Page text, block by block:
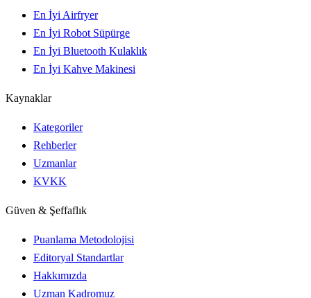
En İyi Airfryer
En İyi Robot Süpürge
En İyi Bluetooth Kulaklık
En İyi Kahve Makinesi
Kaynaklar
Kategoriler
Rehberler
Uzmanlar
KVKK
Güven & Şeffaflık
Puanlama Metodolojisi
Editoryal Standartlar
Hakkımızda
Uzman Kadromuz